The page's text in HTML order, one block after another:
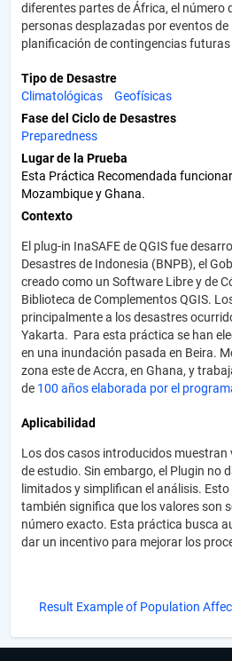
diferentes partes de África, el número
personas desplazadas por eventos
planificación de contingencias
Tipo de Desastre
Climatológicas
Geofísicas
Fase del Ciclo de Desastres
Preparedness
Lugar de la Prueba
Esta Práctica Recomendada
Mozambique y Ghana.
Contexto
El plug-in InaSAFE de QGIS fue
Desastres de Indonesia (BNPB), el
creado como un Software Libre y de
Biblioteca de Complementos QGIS.
principalmente a los desastres
Yakarta. Para esta práctica se han
en una inundación pasada en Beira.
zona este de Accra, en Ghana, y
de 100 años elaborada por el
Aplicabilidad
Los dos casos introducidos
de estudio. Sin embargo, el Plugin no
limitados y simplifican el análisis.
también significa que los valores son
número exacto. Esta práctica busca
dar un incentivo para mejorar los
Result Example of Population